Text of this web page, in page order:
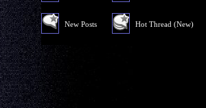
New Posts Hot Thread (New)